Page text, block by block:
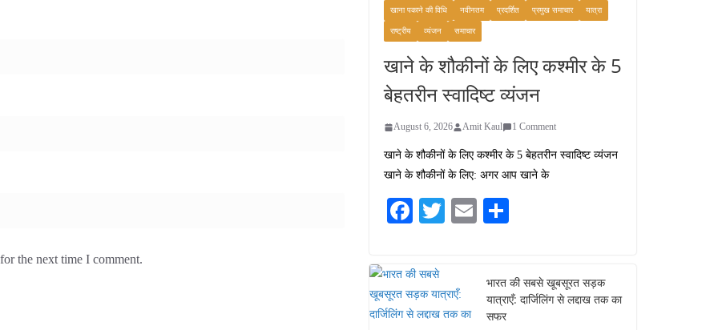
the next time I comment.
खाना पकाने की विधि नवीनतम प्रदर्शित प्रमुख समाचार यात्रा
राष्ट्रीय व्यंजन समाचार
खाने के शौकीनों के लिए कश्मीर के 5
बेहतरीन स्वादिष्ट व्यंजन
August 6, 2026 Amit Kaul 1 Comment
खाने के शौकीनों के लिए कश्मीर के 5 बेहतरीन स्वादिष्ट व्यंजन
खाने के शौकीनों के लिए: अगर आप खाने के
Fa
bo
ok
T
r
E
भारत की सबसे खूबसूरत सड़क
यात्राएँ: दार्जिलिंग से लद्दाख तक का
सफर